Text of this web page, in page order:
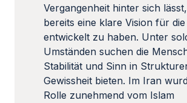
Vergangenheit hinter sich
bereits eine klare Vision für
entwickelt zu haben. Unter
Umständen suchen die
Stabilität und Sinn in
Gewissheit bieten. Im Iran
Rolle zunehmend vom Islam